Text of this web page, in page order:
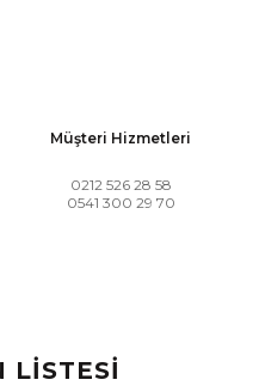
Müşteri Hizmetleri
0212 526 28 58
0541 300 29 70
LİSTESİ